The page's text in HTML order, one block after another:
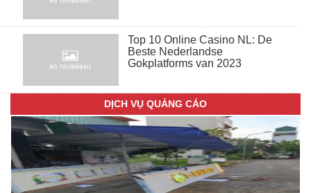
Top 10 Online Casino NL: De
Beste Nederlandse
Gokplatforms van 2023
DỊCH VỤ QUẢNG CÁO
Biển nền alu SK